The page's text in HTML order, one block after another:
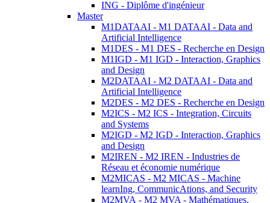
ING - Diplôme d'ingénieur
Master
M1DATAAI - M1 DATAAI - Data and
Artificial Intelligence
M1DES - M1 DES - Recherche en Design
M1IGD - M1 IGD - Interaction, Graphics
and Design
M2DATAAI - M2 DATAAI - Data and
Artificial Intelligence
M2DES - M2 DES - Recherche en Design
M2ICS - M2 ICS - Integration, Circuits
and Systems
M2IGD - M2 IGD - Interaction, Graphics
and Design
M2IREN - M2 IREN - Industries de
Réseau et économie numérique
M2MICAS - M2 MICAS - Machine
learnIng, CommunicAtions, and Security
M2MVA - M2 MVA - Mathématiques,